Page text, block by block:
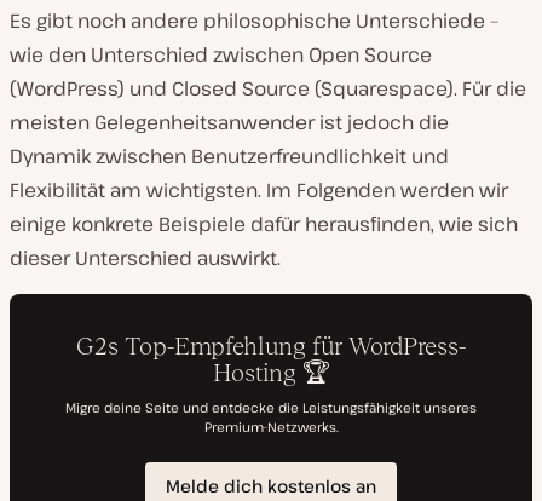
Es gibt noch andere philosophische Unterschiede –
wie den Unterschied zwischen Open Source
(WordPress) und Closed Source (Squarespace). Für die
meisten Gelegenheitsanwender ist jedoch die
Dynamik zwischen Benutzerfreundlichkeit und
Flexibilität am wichtigsten. Im Folgenden werden wir
einige konkrete Beispiele dafür herausfinden, wie sich
dieser Unterschied auswirkt.